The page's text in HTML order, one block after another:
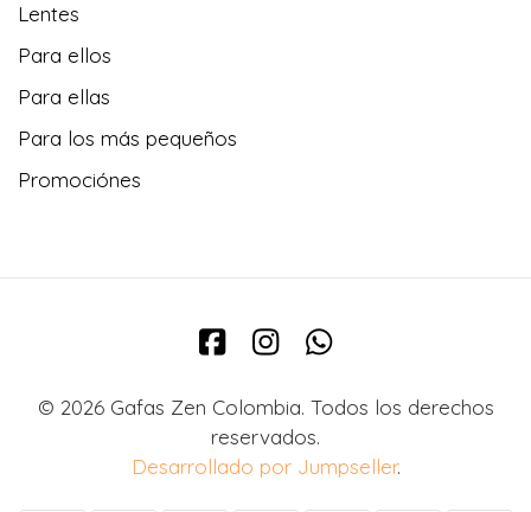
Lentes
Para ellos
Para ellas
Para los más pequeños
Promociónes
© 2026 Gafas Zen Colombia. Todos los derechos
reservados.
Desarrollado por Jumpseller.